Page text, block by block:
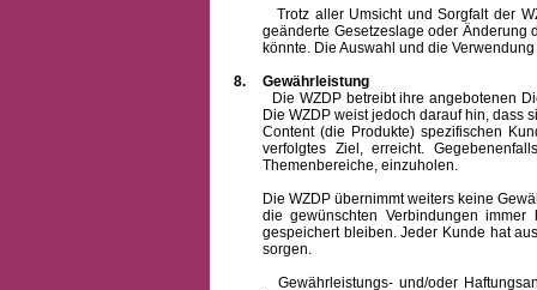
Trotz aller Umsicht und Sorgfalt der
geänderte Gesetzeslage oder Änderung
könnte. Die Auswahl und die
8.
Gewährleistung
Die WZDP betreibt ihre angebotenen
Die WZDP weist jedoch darauf hin, dass
Content (die Produkte) spezifischen
verfolgtes Ziel, erreicht.
Themenbereiche, einzuholen.
Die WZDP übernimmt weiters keine
die gewünschten Verbindungen
gespeichert bleiben. Jeder Kunde hat
sorgen.
Gewährleistungs- und/oder